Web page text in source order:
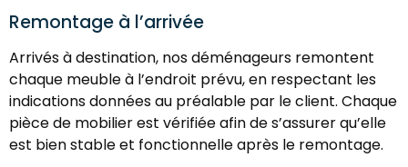
Remontage à l’arrivée
Arrivés à destination, nos déménageurs remontent
chaque meuble à l’endroit prévu, en respectant les
indications données au préalable par le client. Chaque
pièce de mobilier est vérifiée afin de s’assurer qu’elle
est bien stable et fonctionnelle après le remontage.